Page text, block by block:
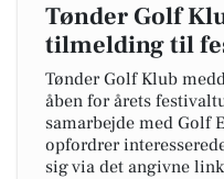
Tønder Golf
tilmelding til
Tønder Golf Klub
åben for årets
samarbejde med Golf
opfordrer
sig via det angivne